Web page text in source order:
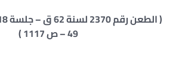
49 – ص 1117 )